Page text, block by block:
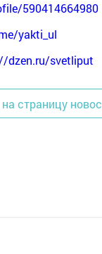
590414664980
yakti_ul
dzen.ru/svetliput
страницу